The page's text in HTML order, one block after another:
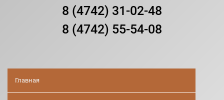
8 (4742) 31-02-48
8 (4742) 55-54-08
Главная